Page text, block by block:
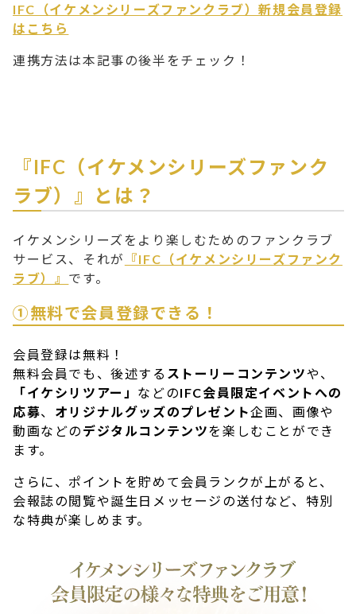
IFC（イケメンシリーズファンクラブ）新規会員登録
はこちら
連携方法は本記事の後半をチェック！
『IFC（イケメンシリーズファンク
ラブ）』とは？
イケメンシリーズをより楽しむためのファンクラブ
サービス、それが
『IFC（イケメンシリーズファンク
ラブ）』 です。
①無料で会員登録できる！
会員登録は無料！
無料会員でも、後述する ストーリーコンテンツや、
「イケシリツアー」 などのIFC会員限定イベントへの
応募、 オリジナルグッズのプレゼント企画、画像や
動画などの デジタルコンテンツを楽しむことができ
ます。
さらに、ポイントを貯めて会員ランクが上がると、
会報誌の閲覧や誕生日メッセージの送付など、特別
な特典が楽しめます。